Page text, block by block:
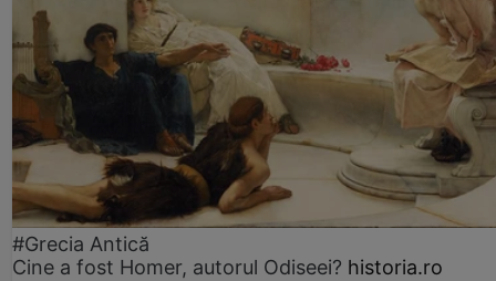
#Grecia Antică
Cine a fost Homer, autorul Odiseei? historia.ro